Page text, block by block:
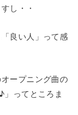
し・・
良い人」って感
ープニング曲の
ってところま